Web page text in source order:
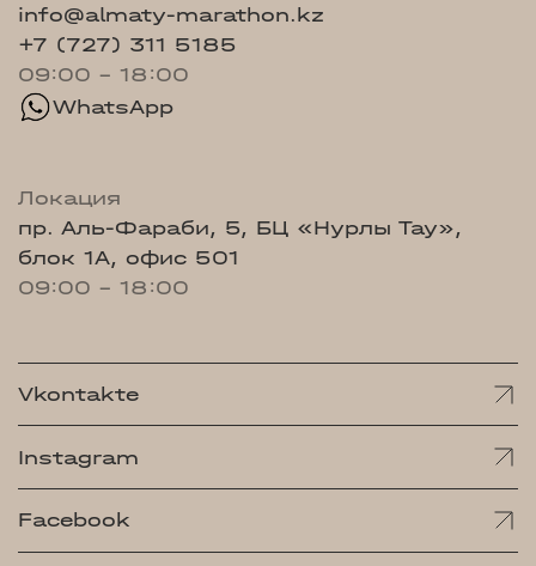
info@almaty-marathon.kz
+7 (727) 311 5185
09:00 - 18:00
WhatsApp
Локация
пр. Аль-Фараби, 5, БЦ «Нурлы Тау»,
блок 1А, офис 501
09:00 - 18:00
Vkontakte
Instagram
Facebook